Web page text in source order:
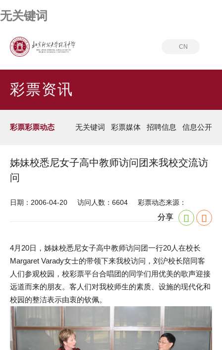
无关键词
CN
彩票资讯
彩票彩票动态 无关键词 彩票媒体 招聘信息 信息公开
姊妹校悉尼女子高中教师访问团来我校交流访
问
日期：2006-04-20 访问人数：6604 彩票动态来源：
分享
4月20日，姊妹校悉尼女子高中教师访问团一行20人在校长
Margaret Varady女士的带领下来我校访问，刘沪校长陪同客
人们参观校园，校彩票平台合唱团的同学们用优美的歌声迎接
远道而来的朋友。客人们对我校师生的素质、设施的现代化和
校园的整洁表示由衷的钦佩。